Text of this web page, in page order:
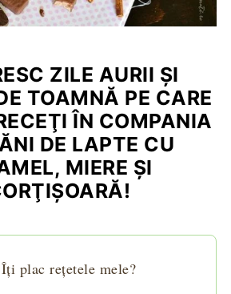
ZILE AURII ŞI
TOAMNĂ PE CARE
ÎN COMPANIA
DE LAPTE CU
MIERE ŞI
plac rețetele mele?